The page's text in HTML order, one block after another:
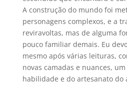
A construção do mundo foi
personagens complexos, e a
reviravoltas, mas de alguma
pouco familiar demais. Eu
mesmo após várias leituras,
novas camadas e nuances,
habilidade e do artesanato do